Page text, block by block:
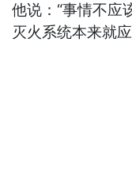
他说：“事情不应
灭火系统本来就